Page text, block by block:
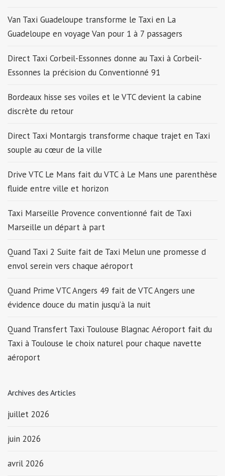
Van Taxi Guadeloupe transforme le Taxi en La
Guadeloupe en voyage Van pour 1 à 7 passagers
Direct Taxi Corbeil-Essonnes donne au Taxi à Corbeil-
Essonnes la précision du Conventionné 91
Bordeaux hisse ses voiles et le VTC devient la cabine
discrète du retour
Direct Taxi Montargis transforme chaque trajet en Taxi
souple au cœur de la ville
Drive VTC Le Mans fait du VTC à Le Mans une parenthèse
fluide entre ville et horizon
Taxi Marseille Provence conventionné fait de Taxi
Marseille un départ à part
Quand Taxi 2 Suite fait de Taxi Melun une promesse d
envol serein vers chaque aéroport
Quand Prime VTC Angers 49 fait de VTC Angers une
évidence douce du matin jusqu’à la nuit
Quand Transfert Taxi Toulouse Blagnac Aéroport fait du
Taxi à Toulouse le choix naturel pour chaque navette
aéroport
Archives des Articles
juillet 2026
juin 2026
avril 2026